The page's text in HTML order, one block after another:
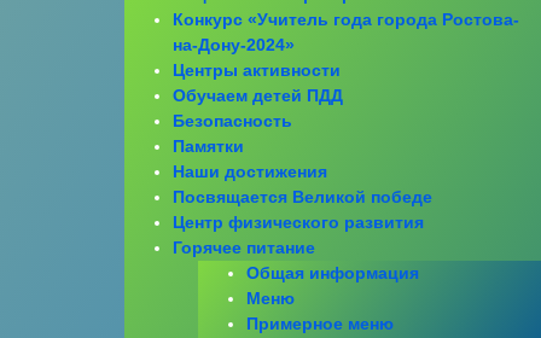
Конкурс «Учитель года города Ростова-
на-Дону-2024»
Центры активности
Обучаем детей ПДД
Безопасность
Памятки
Наши достижения
Посвящается Великой победе
Центр физического развития
Горячее питание
Общая информация
Меню
Примерное меню